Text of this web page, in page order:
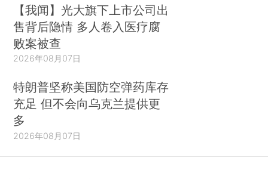
【我闻】光大旗下上市公司出
售背后隐情 多人卷入医疗腐
败案被查
2026年08月07日
特朗普坚称美国防空弹药库存
充足 但不会向乌克兰提供更
多
2026年08月07日